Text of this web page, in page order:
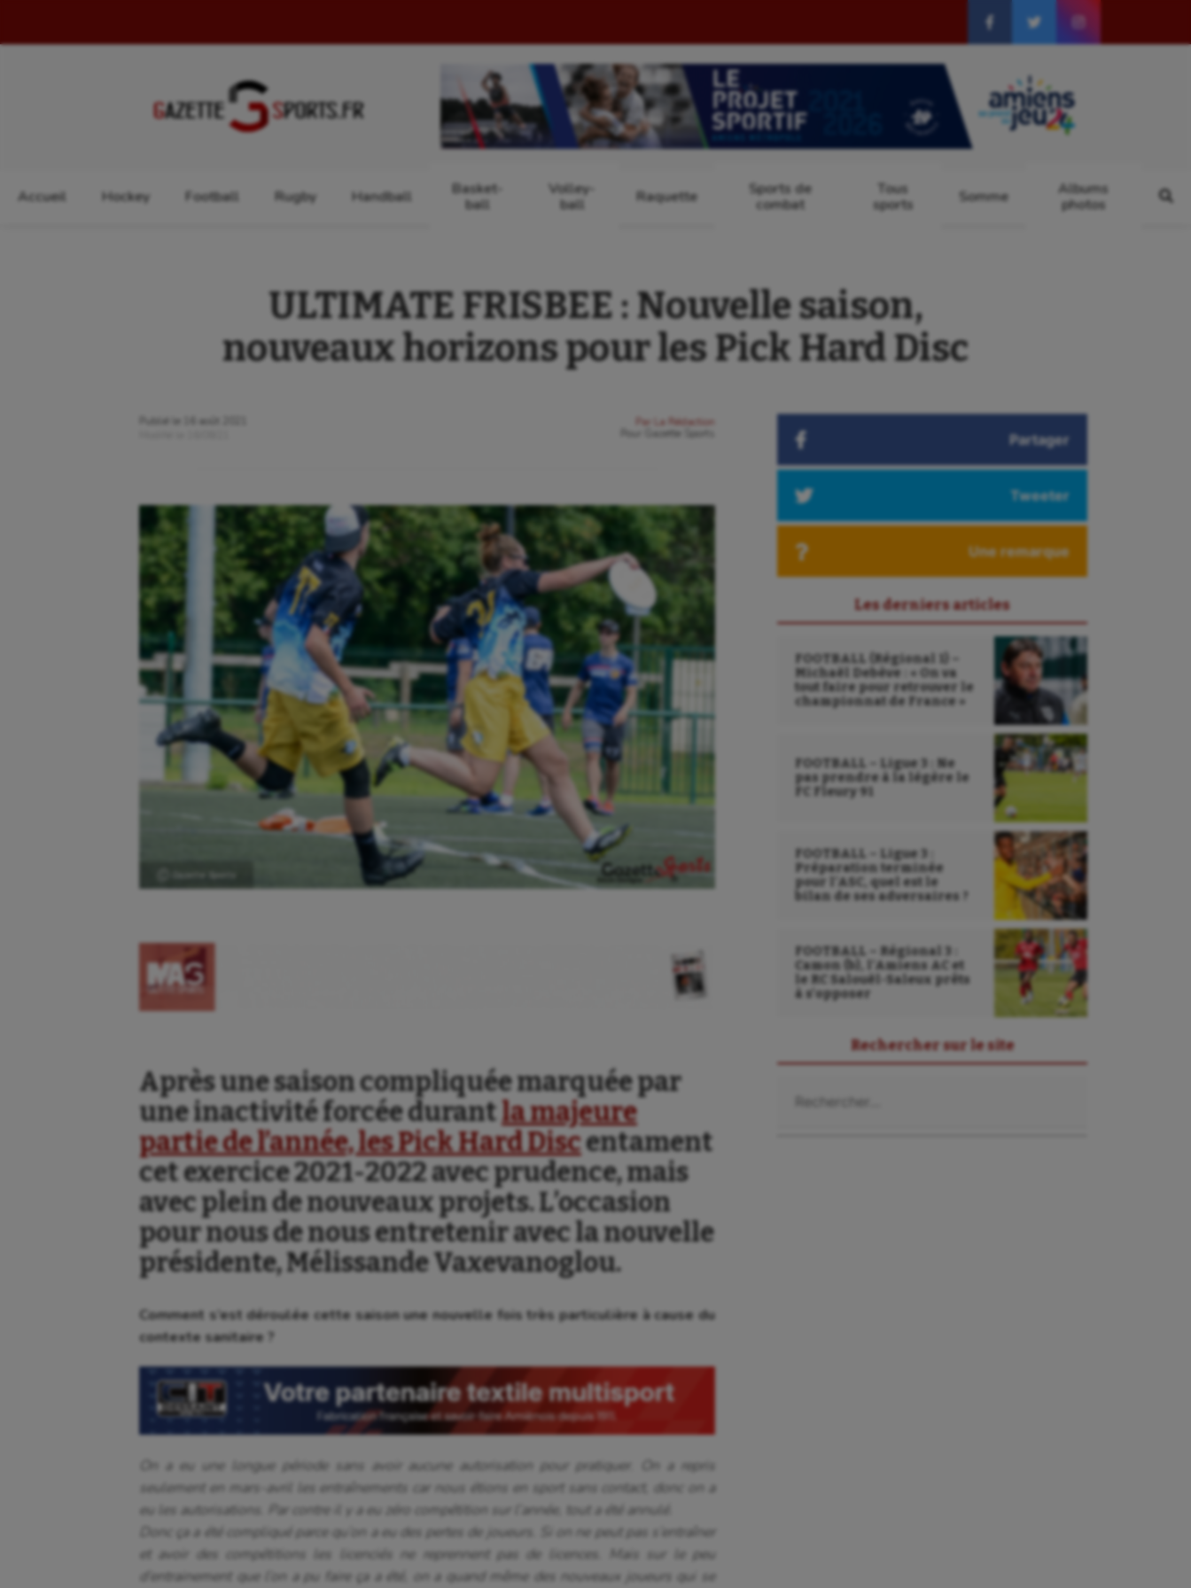
Accueil Hockey Football Rugby Handball
Basket-
ball
Volley-
ball
Raquette
Sports de
combat
Tous
sports
Somme
Albums
photos
ULTIMATE FRISBEE : Nouvelle saison,
nouveaux horizons pour les Pick Hard Disc
Publié le
16 août 2021
Par
La Rédaction
Gazette Sports
Après une saison compliquée marquée par
une inactivité forcée durant la majeure
partie de l’année, les Pick Hard Discentament
cet exercice 2021-2022 avec prudence, mais
avec plein de nouveaux projets. L’occasion
pour nous de nous entretenir avec la nouvelle
présidente, Mélissande Vaxevanoglou.
Comment s’est déroulée cette saison une nouvelle fois très particulière à cause du
contexte sanitaire ?
On a eu une longue période sans avoir aucune autorisation pour pratiquer. On a repris
seulement en mars-avril les entraînements car nous étions en sport sans contact, donc on a
eu les autorisations. Par contre il y a eu zéro compétition sur l’année, tout a été annulé.
Donc ça a été compliqué parce qu’on a eu des pertes de joueurs. Si on ne peut pas s’entraîner
et avoir des compétitions les licenciés ne reprennent pas de licences. Mais sur le peu
d’entrainement que l’on a pu faire ça a été, on a quand même des nouveaux joueurs qui se
Partager
Tweeter
Une remarque
Les derniers articles
FOOTBALL (Régional 1) –
Michaël Debève : « On va
tout faire pour retrouver le
championnat de France »
FOOTBALL – Ligue 3 : Ne
pas prendre à la légère le
FC Fleury 91
FOOTBALL – Ligue 3 :
Préparation terminée
pour l’ASC, quel est le
bilan de ses adversaires ?
FOOTBALL – Régional 3 :
Camon (b), l’Amiens AC et
le RC Salouël-Saleux prêts
à s’opposer
Rechercher sur le site